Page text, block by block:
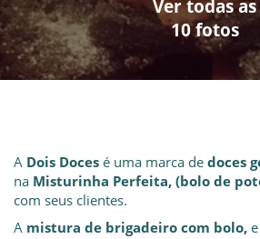
Ver todas as
10 fotos
Ver todas as
10 fotos
Ver todas as
10 fotos
Ver todas as
10 fotos
Ver todas as
10 fotos
Ver todas as
10 fotos
Ver todas as
10 fotos
Ver todas as
10 fotos
Ver todas as
10 fotos
Ver todas as
10 fotos
A Dois Doces é uma marca de doces
na Misturinha Perfeita, (bolo de
com seus clientes.
A mistura de brigadeiro com bolo,